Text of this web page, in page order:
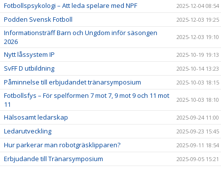
Fotbollspsykologi – Att leda spelare med NPF 2025-12-04 08:54
Podden Svensk Fotboll 2025-12-03 19:25
Informationsträff Barn och Ungdom inför säsongen
2026
2025-12-03 19:10
Nytt låssystem IP 2025-10-19 19:13
SvFF D utbildning 2025-10-14 13:23
Påminnelse till erbjudandet tränarsymposium 2025-10-03 18:15
Fotbollsfys – För spelformen 7 mot 7, 9 mot 9 och 11 mot
11
2025-10-03 18:10
Hälsosamt ledarskap 2025-09-24 11:00
Ledarutveckling 2025-09-23 15:45
Hur parkerar man robotgräsklipparen? 2025-09-11 18:54
Erbjudande till Tränarsymposium 2025-09-05 15:21